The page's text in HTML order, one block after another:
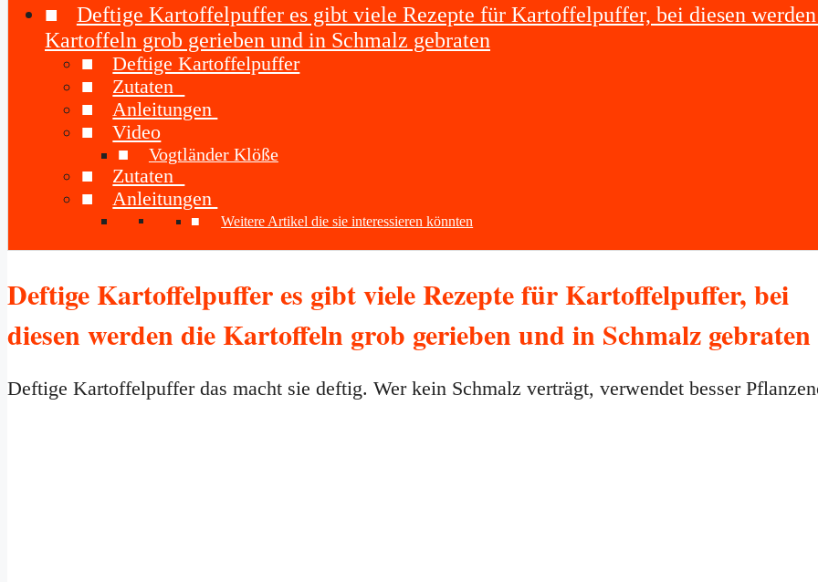
Deftige Kartoffelpuffer es gibt viele Rezepte für Kartoffelpuffer, bei diesen
Kartoffeln grob gerieben und in Schmalz gebraten
Deftige Kartoffelpuffer
Zutaten
Anleitungen
Video
Vogtländer Klöße
Zutaten
Anleitungen
Weitere Artikel die sie interessieren könnten
Deftige Kartoffelpuffer es gibt viele Rezepte für Kartoffelpuffer, bei
diesen werden die Kartoffeln grob gerieben und in Schmalz gebraten
Deftige Kartoffelpuffer das macht sie deftig. Wer kein Schmalz verträgt, verwendet besser